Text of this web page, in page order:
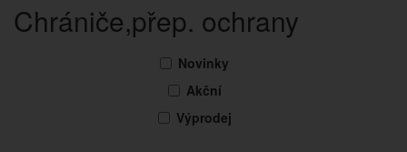
Chrániče,přep. ochrany
Novinky
Akční
Výprodej